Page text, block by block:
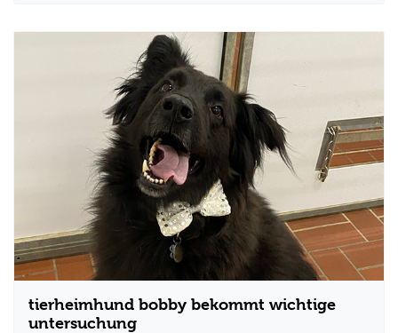
tierheimhund bobby bekommt wichtige
untersuchung